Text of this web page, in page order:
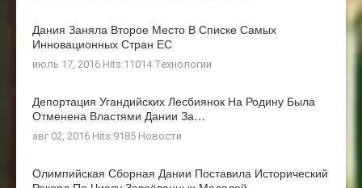
Дания Заняла Второе Место В Списке Самых
Инновационных Стран ЕС
июль 17, 2016 Hits:11014 Технологии
Депортация Угандийских Лесбиянок На Родину Была
Отменена Властями Дании За…
авг 02, 2016 Hits:9185 Новости
Олимпийская Сборная Дании Поставила Исторический